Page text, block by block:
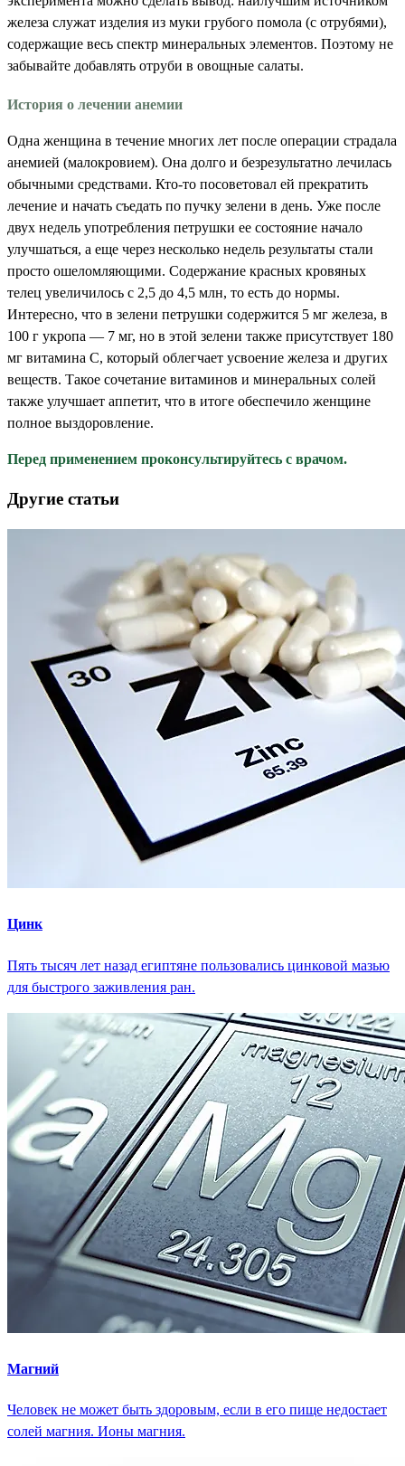
железа служат изделия из муки грубого помола (с отрубями),
содержащие весь спектр минеральных элементов. Поэтому не
забывайте добавлять отруби в овощные салаты.
История о лечении анемии
Одна женщина в течение многих лет после операции страдала
анемией (малокровием). Она долго и безрезультатно лечилась
обычными средствами. Кто-то посоветовал ей прекратить
лечение и начать съедать по пучку зелени в день. Уже после
двух недель употребления петрушки ее состояние начало
улучшаться, а еще через несколько недель результаты стали
просто ошеломляющими. Содержание красных кровяных
телец увеличилось с 2,5 до 4,5 млн, то есть до нормы.
Интересно, что в зелени петрушки содержится 5 мг железа, в
100 г укропа — 7 мг, но в этой зелени также присутствует 180
мг витамина С, который облегчает усвоение железа и других
веществ. Такое сочетание витаминов и минеральных солей
также улучшает аппетит, что в итоге обеспечило женщине
полное выздоровление.
Перед применением проконсультируйтесь с врачом.
Другие статьи
Цинк
Пять тысяч лет назад египтяне пользовались цинковой мазью
для быстрого заживления ран.
Магний
Человек не может быть здоровым, если в его пище недостает
солей магния. Ионы магния.